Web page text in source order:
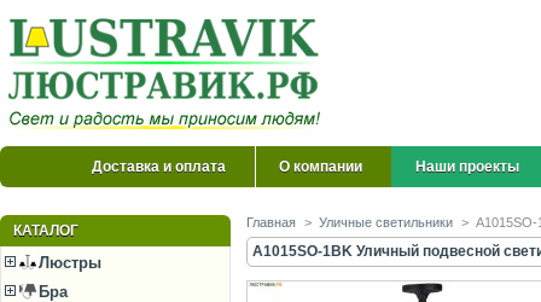
Доставка и оплата О компании Наши проекты
КАТАЛОГ
Люстры
Бра
Главная > Уличные светильники > A1015SO-
A1015SO-1BK Уличный подвесной